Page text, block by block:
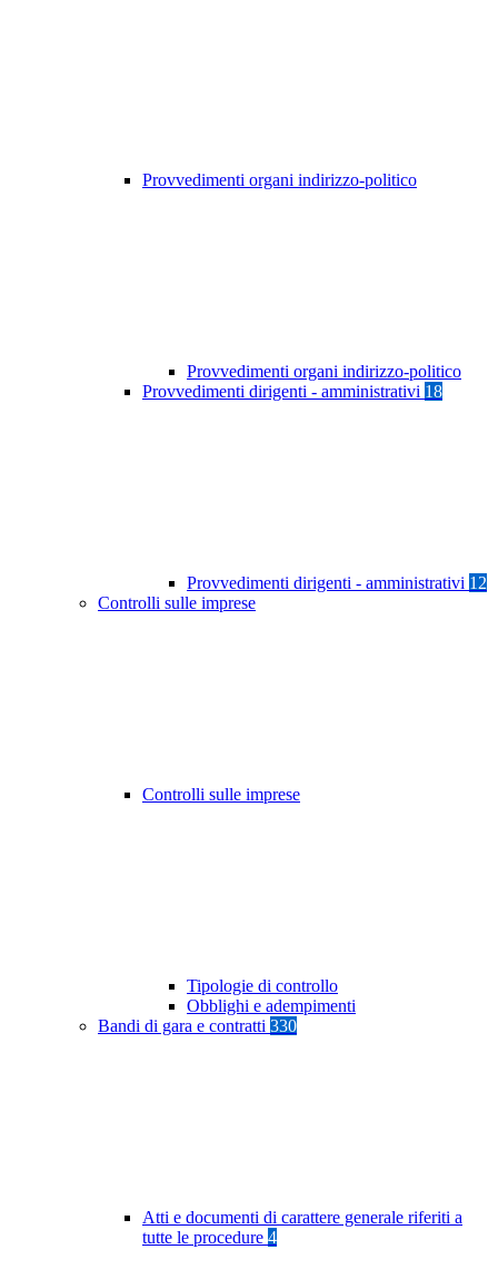
Provvedimenti organi indirizzo-politico
Provvedimenti organi indirizzo-politico
Provvedimenti dirigenti - amministrativi 18
Provvedimenti dirigenti - amministrativi 12
Controlli sulle imprese
Controlli sulle imprese
Tipologie di controllo
Obblighi e adempimenti
Bandi di gara e contratti 330
Atti e documenti di carattere generale riferiti a
tutte le procedure 4